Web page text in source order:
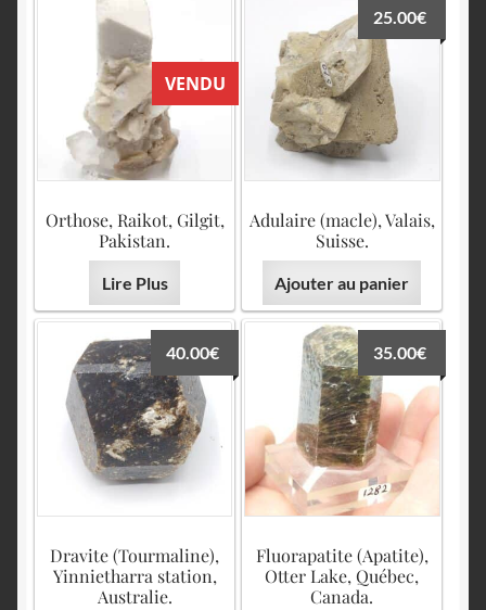
VENDU
Orthose, Raikot, Gilgit,
Pakistan.
Lire Plus
Adulaire (macle), Valais,
Suisse.
25.00€
Ajouter au panier
Dravite (Tourmaline),
Yinnietharra station,
Australie.
40.00€
Fluorapatite (Apatite),
Otter Lake, Québec,
Canada.
35.00€